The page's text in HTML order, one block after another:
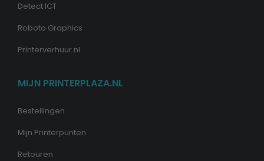
Detect ICT
Roboto Graphics
Printerverhuur.nl
MIJN PRINTERPLAZA.NL
Bestellingen
Mijn Printerpunten
Retouren